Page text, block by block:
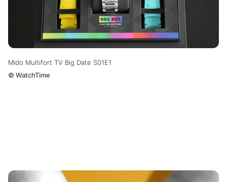
Mido Multifort TV Big Date S01E1
© WatchTime